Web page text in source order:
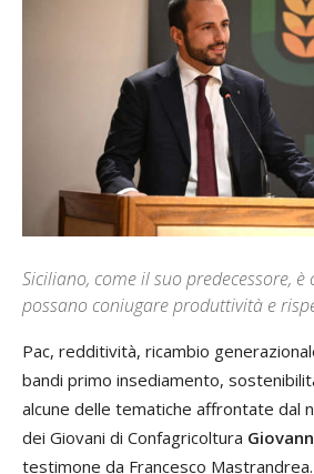
Siciliano, come il suo predecessore, è
possano coniugare produttività e
Pac, redditività, ricambio
bandi primo insediamento,
alcune delle tematiche affrontate dal
dei Giovani di Confagricoltura
testimone da Francesco Mastrandrea.